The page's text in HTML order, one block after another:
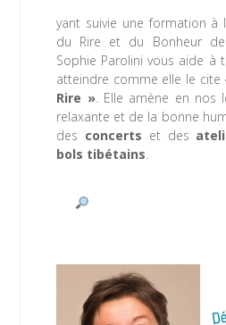
yant suivie une formation à
du Rire et du Bonheur de
Sophie Parolini vous aide à
atteindre comme elle le cite
Rire ». Elle amène en nos
relaxante et de la bonne
des concerts et des
bols tibétains.